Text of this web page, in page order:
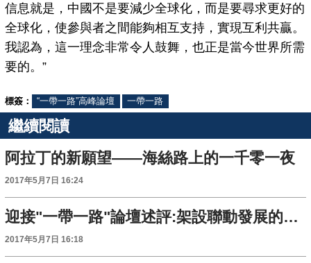
信息就是，中國不是要減少全球化，而是要尋求更好的
全球化，使參與者之間能夠相互支持，實現互利共贏。
我認為，這一理念非常令人鼓舞，也正是當今世界所需
要的。”
標簽： “一帶一路”高峰論壇 一帶一路
繼續閱讀
阿拉丁的新願望——海絲路上的一千零一夜
2017年5月7日 16:24
迎接"一帶一路"論壇述評:架設聯動發展的新橋梁
2017年5月7日 16:18